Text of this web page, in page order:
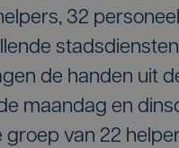
32
de handen uit
maandag en
groep van 22